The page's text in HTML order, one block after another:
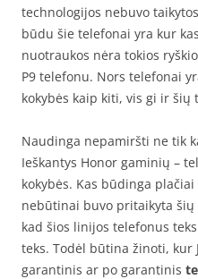
technologijos nebuvo
būdu šie telefonai yra kur
nuotraukos nėra tokios
P9 telefonu. Nors telefonai
kokybės kaip kiti, vis gi ir
Naudinga nepamiršti ne tik
Ieškantys Honor gaminių –
kokybės. Kas būdinga
nebūtinai buvo pritaikyta
kad šios linijos telefonus
teks. Todėl būtina žinoti, kur
garantinis ar po garantinis